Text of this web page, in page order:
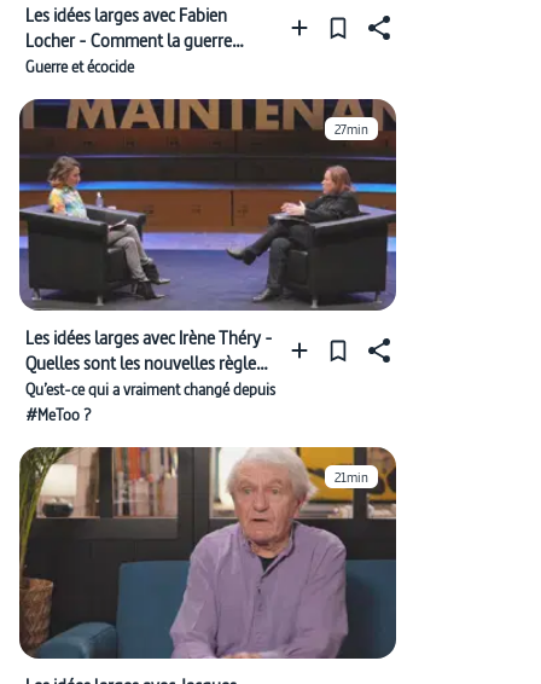
Les idées larges avec Fabien
Locher - Comment la guerre
intoxique-t-elle le monde ?
Guerre et écocide
27min
Les idées larges avec Irène Théry -
Quelles sont les nouvelles règles
du jeu sexuel ?
Qu’est-ce qui a vraiment changé depuis
#MeToo ?
21min